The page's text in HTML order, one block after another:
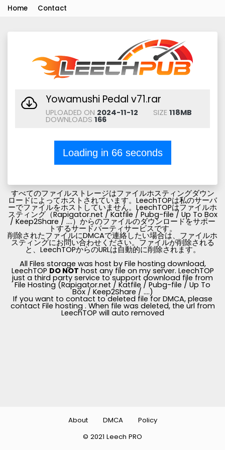
Home Contact
Yowamushi Pedal v71.rar
UPLOADED ON 2024-11-12 SIZE 118MB
DOWNLOADS 166
Loading in 66seconds
すべてのファイルストレージはファイルホスティングダウン
ロードによってホストされています。LeechTOPは私のサーバ
ーでファイルをホストしていません。LeechTOPはファイルホ
スティング（Rapigator.net / Katfile / Pubg-file / Up To Box
/ Keep2Share / ....）からのファイルのダウンロードをサポー
トするサードパーティサービスです。
削除されたファイルにDMCAで連絡したい場合は、ファイルホ
スティングにお問い合わせください。ファイルが削除される
と、LeechTOPからのURLは自動的に削除されます。
All Files storage was host by File hosting download,
LeechTOP DO NOT host any file on my server. LeechTOP
just a third party service to support download file from
File Hosting (Rapigator.net / Katfile / Pubg-file / Up To
Box / Keep2Share / ....)
If you want to contact to deleted file for DMCA, please
contact File hosting . When file was deleted, the url from
LeechTOP will auto removed
© 2021 Leech PRO
About DMCA Policy